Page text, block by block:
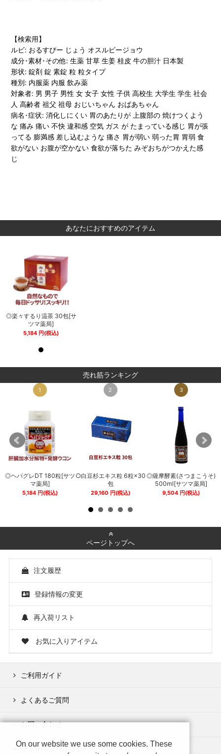
【検索用】
ルビ: おるすびー じょう オスルビージョウ
成分･素材･その他: 生薬 甘草 生姜 桂皮 牛の胆汁 日本製
形状: 錠剤 錠 素錠 粒 粒タイプ
種別: 内服薬 内服 飲み薬
対象者: 男 男子 男性 女 女子 女性 子供 高校生 大学生 学生 社会
人 高齢者 祖父 祖母 おじいちゃん おばあちゃん
病名･症状: 消化しにくい 胃のあたりが 上腹部の 焼けつくよう
な 痛み 痛い 不快 違和感 空気 ガス が たまっている感じ 胃が張
ってる 膨満感 差し込むような 痛さ 胃が弱い 弱った胃 胃弱 食
欲がない お腹が空かない 食欲が落ちた みぞおちがつかえた感
じ
あなたにおすすめのアイテム
◎楽々するり温茶 30包[サ
ツマ薬局]
5,184 円 (税込)
売れ筋ランキング
1
◎ヘパグレDT 180粒[サツ
マ薬局]
5,184円 (税込)
2
○白豆杉エキス粒 6粒×30
包
29,160 円 (税込)
3
◎薩摩酵素(さつまこうそ)
500ml[サツマ薬局]
9,504 円 (税込)
ページトップへ
注文履歴
登録情報の変更
再入荷リスト
お気に入りアイテム
ご利用ガイド
よくあるご質問
お問い合わせ
プライバシーポリシー
On our website we use some cookies. These